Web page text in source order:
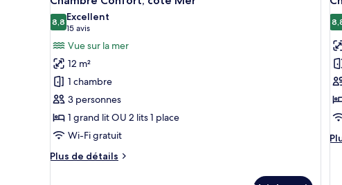
les
chambres
toutes
les
photos
pour
ce
type
de
chambre :
Chambre
Confort,
8,88,8 sur 10
Excellent
15 avis
(15 avis)
Vue sur la mer
12 m²
1 chambre
3 personnes
1 grand lit OU 2 lits 1 place
Wi-Fi gratuit
Plus de détails
Plus
ce